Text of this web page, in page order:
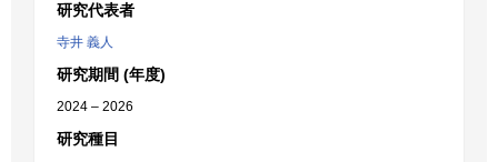
研究代表者
寺井 義人
研究期間 (年度)
2024 – 2026
研究種目